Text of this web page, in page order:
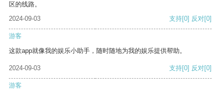
区的线路。
2024-09-03
支持[0] 反对[0]
游客
这款app就像我的娱乐小助手，随时随地为我的娱乐提供帮助。
2024-09-03 支持[0] 反对[0]
游客